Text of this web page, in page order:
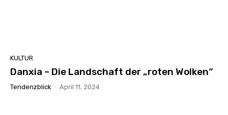
KULTUR
Danxia – Die Landschaft der „roten Wolken“
Tendenzblick - April 11, 2024